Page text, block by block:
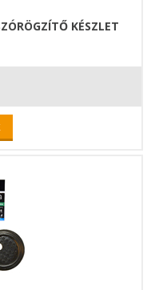
KÉSZLET